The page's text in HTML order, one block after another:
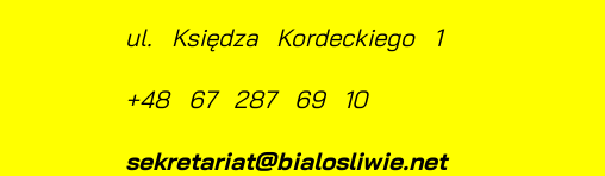
ul. Księdza Kordeckiego 1
+48 67 287 69 10
sekretariat@bialosliwie.net